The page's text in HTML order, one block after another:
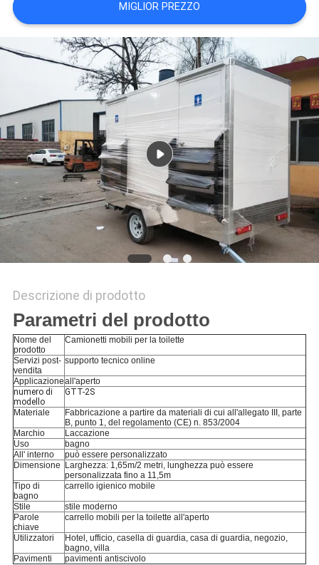
MIGLIOR PREZZO
Descrizione di prodotto
Parametri del prodotto
Nome del
prodotto
Camionetti mobili per la toilette
Servizi post-
vendita
supporto tecnico online
Applicazioneall'aperto
numero di
modello
GTT-2S
Materiale
Fabbricazione a partire da materiali di cui all'allegato III, parte
B, punto 1, del regolamento (CE) n. 853/2004
Marchio
Laccazione
Uso
bagno
All' interno
può essere personalizzato
Dimensione
Larghezza: 1,65m/2 metri, lunghezza può essere
personalizzata fino a 11,5m
Tipo di
bagno
carrello igienico mobile
Stile
stile moderno
Parole
chiave
carrello mobili per la toilette all'aperto
Utilizzatori
Hotel, ufficio, casella di guardia, casa di guardia, negozio,
bagno, villa
Pavimenti
pavimenti antiscivolo